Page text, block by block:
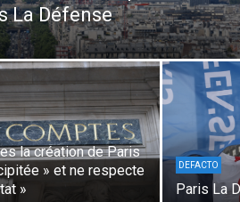
La Défense
la création de Paris
» et ne respecte
»
DEFACTO
Paris La